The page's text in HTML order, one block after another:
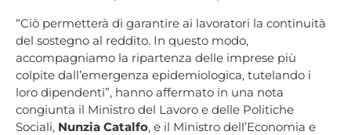
“Ciò permetterà di garantire ai lavoratori la continuità
del sostegno al reddito. In questo modo,
accompagniamo la ripartenza delle imprese più
colpite dall’emergenza epidemiologica, tutelando i
loro dipendenti”, hanno affermato in una nota
congiunta il Ministro del Lavoro e delle Politiche
Sociali, Nunzia Catalfo, e il Ministro dell’Economia e